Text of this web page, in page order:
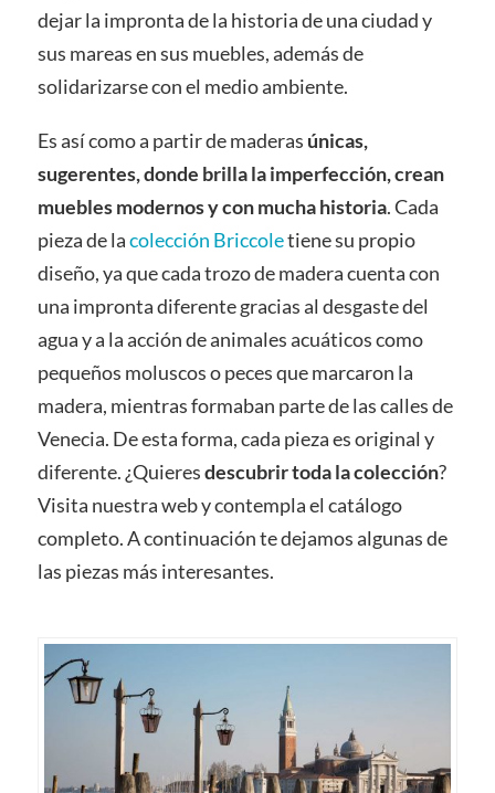
dejar la impronta de la historia de una ciudad y
sus mareas en sus muebles, además de
solidarizarse con el medio ambiente.
Es así como a partir de maderas únicas,
sugerentes, donde brilla la imperfección, crean
muebles modernos y con mucha historia. Cada
pieza de lacolección Briccoletiene su propio
diseño, ya que cada trozo de madera cuenta con
una impronta diferente gracias al desgaste del
agua y a la acción de animales acuáticos como
pequeños moluscos o peces que marcaron la
madera, mientras formaban parte de las calles de
Venecia. De esta forma, cada pieza es original y
diferente. ¿Quieresdescubrir toda la colección?
Visita nuestra web y contempla el catálogo
completo. A continuación te dejamos algunas de
las piezas más interesantes.